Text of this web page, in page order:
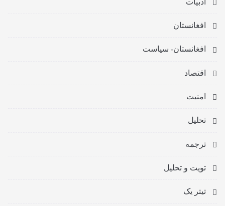
افغانستان
افغانستان- سیاست
اقتصاد
امنیت
تحلیل
ترجمه
تویت و تحلیل
تیتر یک